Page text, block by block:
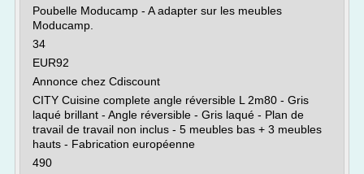
Poubelle Moducamp - A adapter sur les meubles
Moducamp.
34
EUR92
Annonce chez Cdiscount
CITY Cuisine complete angle réversible L 2m80 - Gris
laqué brillant - Angle réversible - Gris laqué - Plan de
travail de travail non inclus - 5 meubles bas + 3 meubles
hauts - Fabrication européenne
490